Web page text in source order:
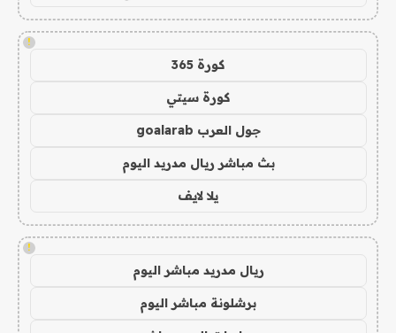
!
كورة 365
كورة سيتي
جول العرب goalarab
بث مباشر ريال مدريد اليوم
يلا لايف
!
ريال مدريد مباشر اليوم
برشلونة مباشر اليوم